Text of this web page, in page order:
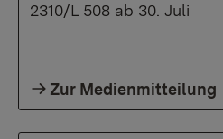
2310/L 508 ab 30. Juli
Zur Medienmitteilung